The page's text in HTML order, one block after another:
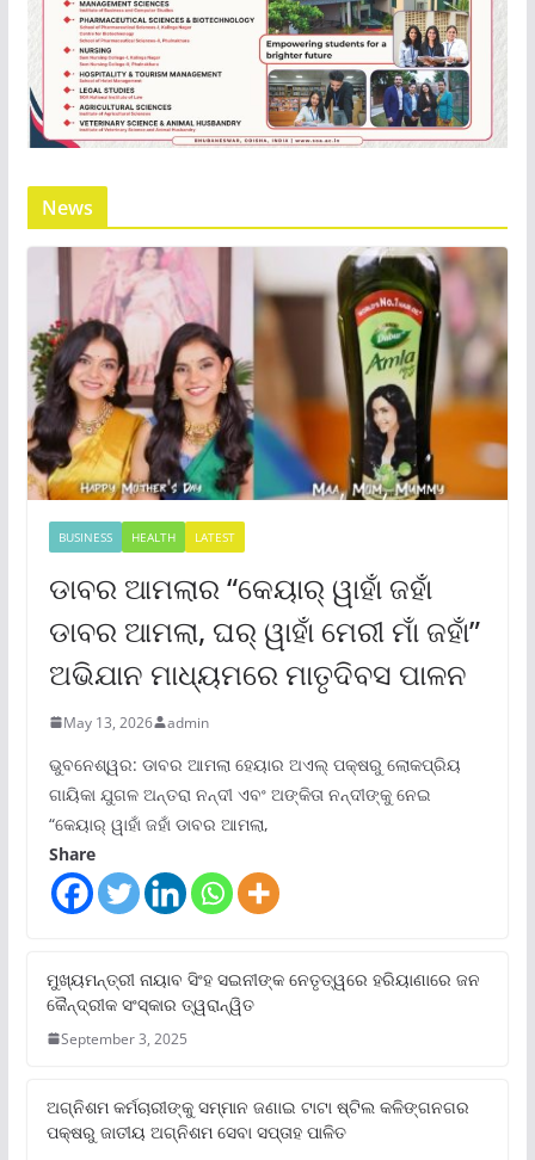
News
BUSINESS HEALTH LATEST
ଡାବର ଆମଲାର “କେୟାର୍ ୱାହାଁ ଜହାଁ
ଡାବର ଆମଲା, ଘର୍ ୱାହାଁ ମେରୀ ମାଁ ଜହାଁ”
ଅଭିଯାନ ମାଧ୍ୟମରେ ମାତୃଦିବସ ପାଳନ
May 13, 2026 admin
ଭୁବନେଶ୍ୱର: ଡାବର ଆମଲା ହେୟାର ଅଏଲ୍ ପକ୍ଷରୁ ଲୋକପ୍ରିୟ
ଗାୟିକା ଯୁଗଳ ଅନ୍ତରା ନନ୍ଦୀ ଏବଂ ଅଙ୍କିତା ନନ୍ଦୀଙ୍କୁ ନେଇ
“କେୟାର୍ ୱାହାଁ ଜହାଁ ଡାବର ଆମଲା,
Share
ମୁଖ୍ୟମନ୍ତ୍ରୀ ନାୟାବ ସିଂହ ସଇନୀଙ୍କ ନେତୃତ୍ୱରେ ହରିୟାଣାରେ ଜନ
କୈନ୍ଦ୍ରୀକ ସଂସ୍କାର ତ୍ୱରାନ୍ୱିତ
September 3, 2025
ଅଗ୍ନିଶମ କର୍ମଚାରୀଙ୍କୁ ସମ୍ମାନ ଜଣାଇ ଟାଟା ଷ୍ଟିଲ କଳିଙ୍ଗନଗର
ପକ୍ଷରୁ ଜାତୀୟ ଅଗ୍ନିଶମ ସେବା ସପ୍ତାହ ପାଳିତ